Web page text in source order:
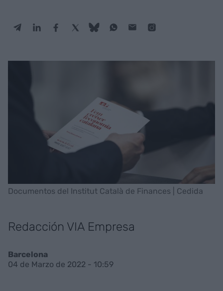
Documentos del Institut Català de Finances | Cedida
Redacción VIA Empresa
Barcelona
04 de Marzo de 2022 - 10:59